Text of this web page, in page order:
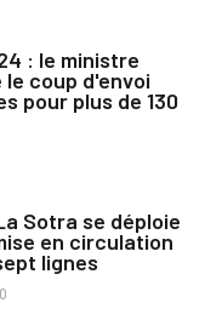
: le ministre
le coup d'envoi
pour plus de 130
Sotra se déploie
en circulation
lignes